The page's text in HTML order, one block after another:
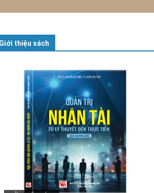
Giới thiệu sách
GIỚI THIỆU SÁCH
Cuốn sách “Tuyệt đối trung thành